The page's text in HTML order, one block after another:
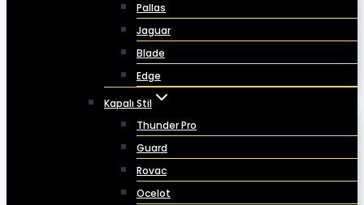
Pallas
Jaguar
Blade
Edge
Kapalı Stil
Thunder Pro
Guard
Rovac
Ocelot